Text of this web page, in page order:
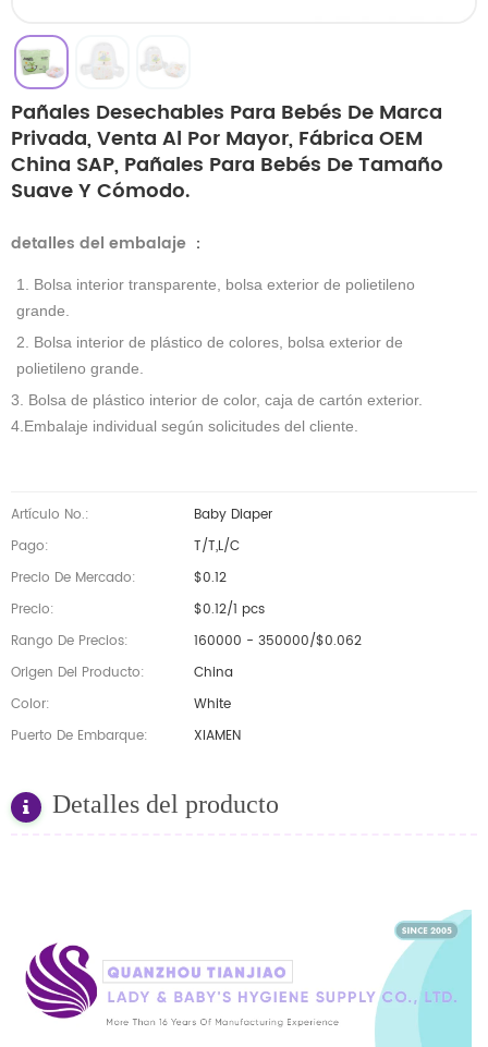
Pañales Desechables Para Bebés De Marca
Privada, Venta Al Por Mayor, Fábrica OEM
China SAP, Pañales Para Bebés De Tamaño
Suave Y Cómodo.
detalles del embalaje ：
1. Bolsa interior transparente, bolsa exterior de polietileno
grande.
2. Bolsa interior de plástico de colores, bolsa exterior de
polietileno grande.
3. Bolsa de plástico interior de color, caja de cartón exterior.
4.Embalaje individual según solicitudes del cliente.
Artículo No.:
Baby Diaper
Pago:
T/T,L/C
Precio De Mercado:
$0.12
Precio:
$0.12/1 pcs
Rango De Precios:
160000 - 350000/$0.062
Origen Del Producto:
China
Color:
White
Puerto De Embarque:
XIAMEN
Detalles del producto